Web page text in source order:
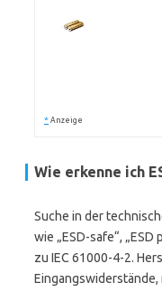
* Anzeige
Wie erkenne ich
Suche in der
wie „ESD-safe“,
zu IEC 61000-4-2.
Eingangswiderstände,